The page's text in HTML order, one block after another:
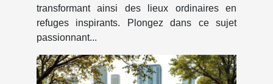
transformant ainsi des lieux ordinaires en
refuges inspirants. Plongez dans ce sujet
passionnant...